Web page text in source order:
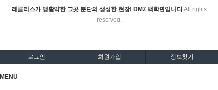
레클리스가 맹활약한 그곳 분단의 생생한 현장! DMZ 백학면입니다All rights
reserved.
로그인 회원가입 정보찾기
MENU